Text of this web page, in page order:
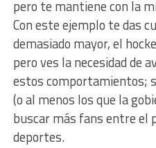
pero te mantiene con la
Con este ejemplo te das
demasiado mayor, el
pero ves la necesidad de
estos comportamientos;
(o al menos los que la
buscar más fans entre el
deportes.